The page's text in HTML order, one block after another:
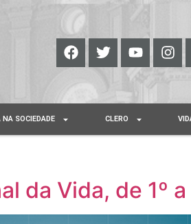
NA SOCIEDADE CLERO
da Vida, de 1º